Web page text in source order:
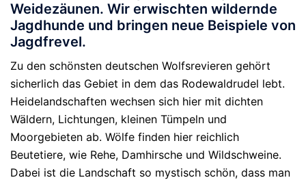
Weidezäunen. Wir erwischten wildernde
Jagdhunde und bringen neue Beispiele von
Jagdfrevel.
Zu den schönsten deutschen Wolfsrevieren gehört
sicherlich das Gebiet in dem das Rodewaldrudel lebt.
Heidelandschaften wechsen sich hier mit dichten
Wäldern, Lichtungen, kleinen Tümpeln und
Moorgebieten ab. Wölfe finden hier reichlich
Beutetiere, wie Rehe, Damhirsche und Wildschweine.
Dabei ist die Landschaft so mystisch schön, dass man